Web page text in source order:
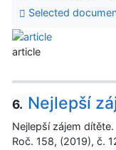
Selected
article
6. Nejlepší
Nejlepší zájem
Roč. 158, (2019), č.